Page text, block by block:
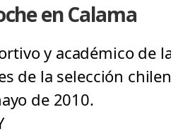
en Calama
y académico de
de la selección
de 2010.